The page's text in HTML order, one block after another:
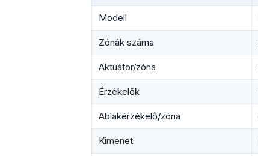
Modell
Zónák száma
Aktuátor/zóna
Érzékelők
Ablakérzékelő/zóna
Kimenet